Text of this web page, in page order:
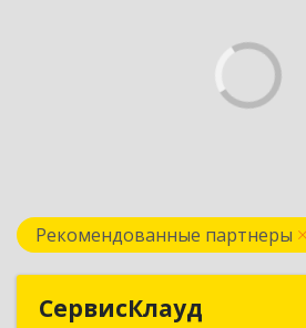
Рекомендованные партнеры
СервисКлауд